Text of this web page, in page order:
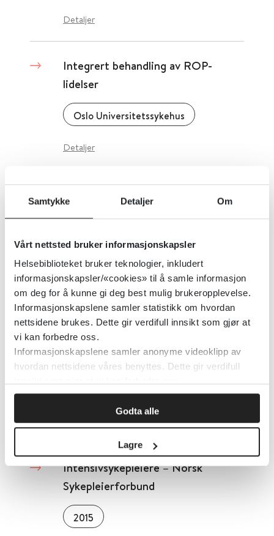
Samtykke Detaljer Om
Vårt nettsted bruker informasjonskapsler
Helsebiblioteket bruker teknologier, inkludert
informasjonskapsler/«cookies» til å samle informasjon
om deg for å kunne gi deg best mulig brukeropplevelse.
Informasjonskapslene samler statistikk om hvordan
nettsidene brukes. Dette gir verdifull innsikt som gjør at
vi kan forbedre oss.
Informasjonskapslene samler anonyme videoklipp av
hvordan nettsidene våres benyttes. Dette gir verdifull
Godta alle
Lagre
Detaljer
Integrert behandling av ROP-
lidelser
Oslo Universitetssykehus
Detaljer
integrerte helsetjenestemodeller
store behov?
Folkehelseinstituttet (FHI) 2025
Detaljer
Intensivmedisin (Legeforeningen)
Detaljer
Intensivsykepleiere – Norsk
Sykepleierforbund
2015